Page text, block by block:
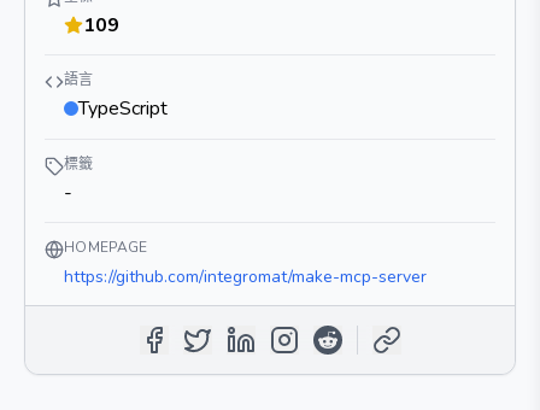
109
語言
TypeScript
標籤
-
HOMEPAGE
https://github.com/integromat/make-mcp-server